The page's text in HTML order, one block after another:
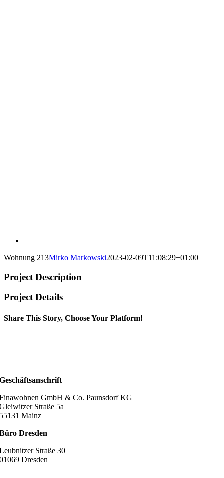
Wohnung 213Mirko Markowski2023-02-09T11:08:29+01:00
Project Description
Project Details
Share This Story, Choose Your Platform!
Geschäftsanschrift
Finawohnen GmbH & Co. Paunsdorf KG
Gleiwitzer Straße 5a
55131 Mainz
Büro Dresden
Leubnitzer Straße 30
01069 Dresden